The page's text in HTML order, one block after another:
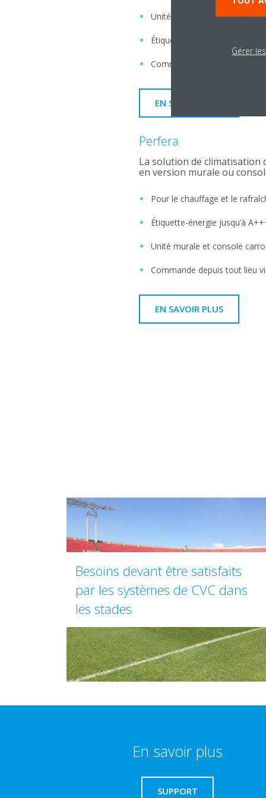
Unité murale de conception
Étiquette-énergie jusqu’à A+++
Commande depuis tout lieu
EN SAVOIR PLUS
Perfera
La solution de climatisation
en version murale ou
Pour le chauffage et le
Étiquette-énergie jusqu’à
Unité murale et console
Commande depuis tout lieu
EN SAVOIR PLUS
Besoins devant être satisfaits
par les systèmes de CVC dans
les stades
En savoir plus
SUPPORT
Gérer